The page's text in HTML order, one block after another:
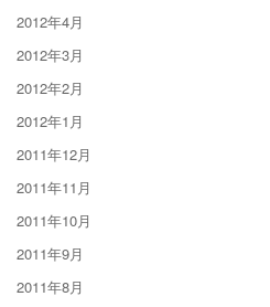
2012年4月
2012年3月
2012年2月
2012年1月
2011年12月
2011年11月
2011年10月
2011年9月
2011年8月